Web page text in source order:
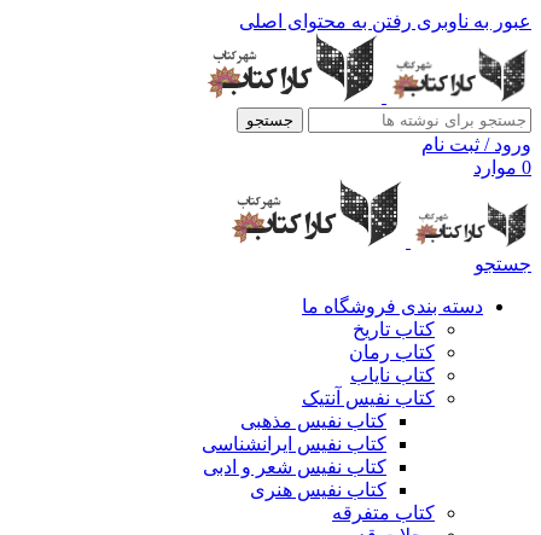
عبور به ناوبری رفتن به محتوای اصلی
جستجو
ورود / ثبت نام
0 موارد
جستجو
دسته بندی فروشگاه ما
کتاب تاریخ
کتاب رمان
کتاب نایاب
کتاب نفیس آنتیک
کتاب نفیس مذهبی
کتاب نفیس ایرانشناسی
کتاب نفیس شعر و ادبی
کتاب نفیس هنری
کتاب متفرقه